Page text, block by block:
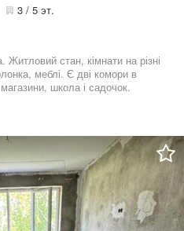
3 / 5 эт.
стан, кімнати на різні
меблі. Є дві комори в
школа і садочок.